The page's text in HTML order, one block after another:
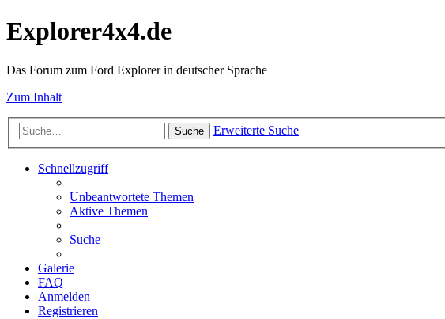
Explorer4x4.de
Das Forum zum Ford Explorer in deutscher Sprache
Zum Inhalt
Suche Erweiterte Suche
Schnellzugriff
Unbeantwortete Themen
Aktive Themen
Suche
Galerie
FAQ
Anmelden
Registrieren